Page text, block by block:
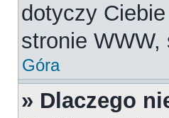
dotyczy
stronie
Góra
» Dlaczego